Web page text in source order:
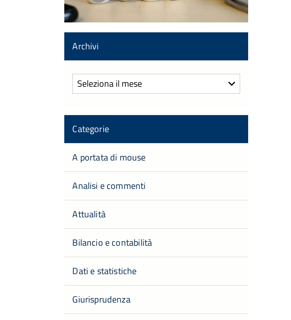
Archivi
Archivi
Categorie
A portata di mouse
Analisi e commenti
Attualità
Bilancio e contabilità
Dati e statistiche
Giurisprudenza